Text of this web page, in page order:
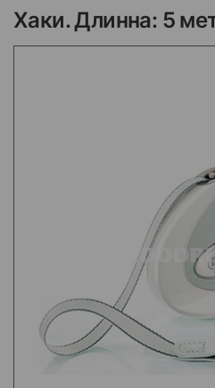
Хаки. Длинна: 5